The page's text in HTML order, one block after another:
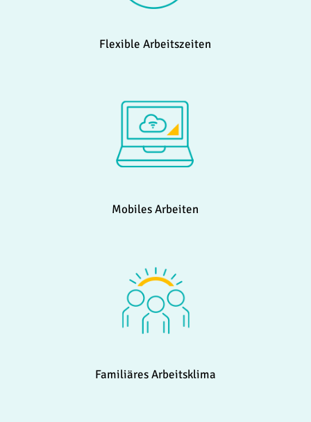
Flexible Arbeitszeiten
Mobiles Arbeiten
Familiäres Arbeitsklima